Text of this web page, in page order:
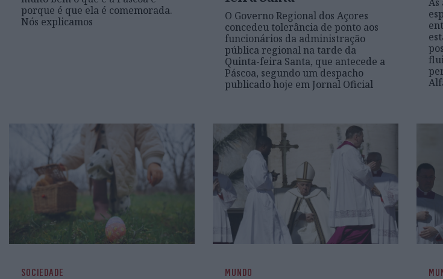
porque é que ela é comemorada.
Nós explicamos
O Governo Regional dos Açores
concedeu tolerância de ponto aos
funcionários da administração
pública regional na tarde da
Quinta-feira Santa, que antecede a
Páscoa, segundo um despacho
publicado hoje em Jornal Oficial
SOCIEDADE MUNDO